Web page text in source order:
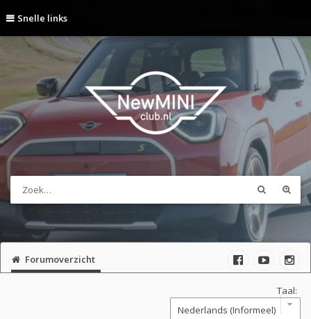
Snelle links
Forumoverzicht
Taal: